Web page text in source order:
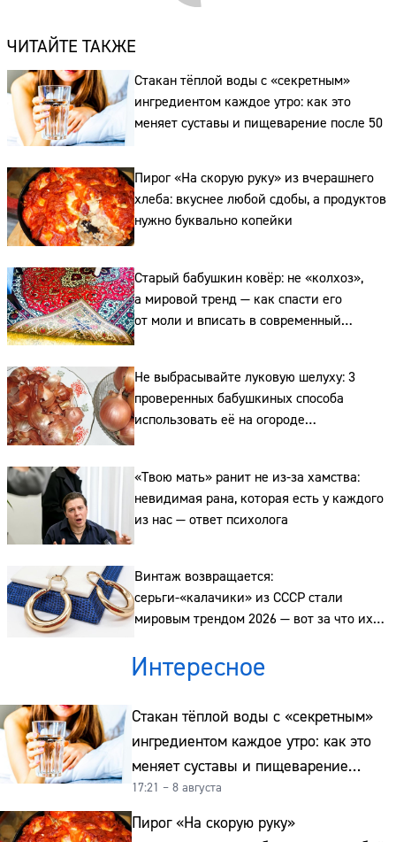
меняет суставы и пищеварение после 50
Пирог «На скорую руку» из вчерашнего
хлеба: вкуснее любой сдобы, а продуктов
Старый бабушкин ковёр: не «колхоз»,
а мировой тренд — как спасти его
интерьер
Не выбрасывайте луковую шелуху: 3
проверенных бабушкиных способа
и для здоровья этой зимой
«Твою мать» ранит не из-за хамства:
невидимая рана, которая есть у каждого
Винтаж возвращается:
ценят ювелиры
Интересное
ингредиентом каждое утро: как это
после 50
17:21 – 8 августа
Пирог «На скорую руку»
из вчерашнего хлеба: вкуснее любой
копейки
15:50 – 8 августа
Сайт:
Телефон: